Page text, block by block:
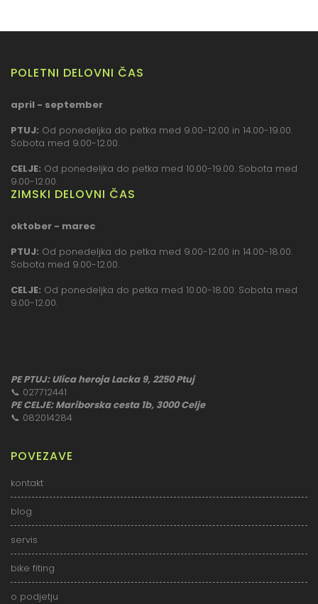
POLETNI DELOVNI ČAS
april - september
PTUJ: Od ponedeljka do petka med 9.00-12.00 in 14.00-19.00.
Sobota med 9.00-12.00.
CELJE: Od ponedeljka do petka med 10.00-19.00. Sobota med
9.00-12.00.
ZIMSKI DELOVNI ČAS
oktober - marec
PTUJ: Od ponedeljka do petka med 9.00-12.00 in 14.00-18.00.
Sobota med 9.00-12.00.
CELJE: Od ponedeljka do petka med 10.00-18.00. Sobota med
9.00-12.00.
PE PTUJ: Ulica heroja Lacka 9, 2250 Ptuj
📞 027712441
PE CELJE: Mariborska cesta 1b, 3000 Celje
📞 082014284
POVEZAVE
kontakt
blog
servis
bike fiting
o podjetju